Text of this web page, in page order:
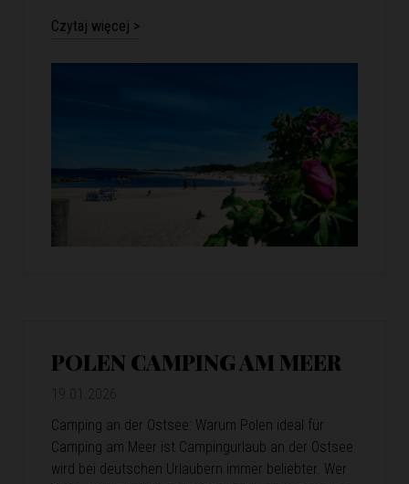
Czytaj więcej >
POLEN CAMPING AM MEER
Camping an der Ostsee: Warum Polen ideal für
Camping am Meer ist Campingurlaub an der Ostsee
wird bei deutschen Urlaubern immer beliebter. Wer